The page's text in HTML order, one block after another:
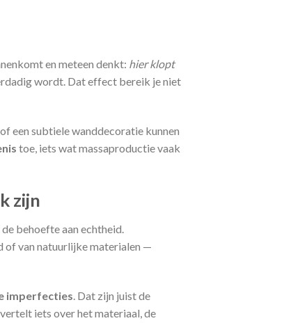
en meteen denkt: hier klopt
wordt. Dat effect bereik je niet
een subtiele wanddecoratie kunnen
toe, iets wat massaproductie vaak
zijn
behoefte aan echtheid.
of van natuurlijke materialen —
imperfecties. Dat zijn juist de
iets over het materiaal, de